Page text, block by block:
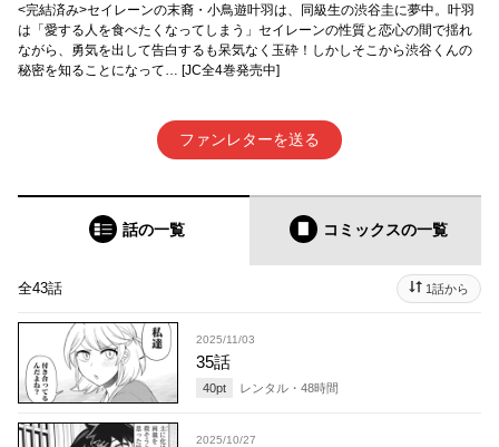
<完結済み>セイレーンの末裔・小鳥遊叶羽は、同級生の渋谷圭に夢中。叶羽
は「愛する人を食べたくなってしまう」セイレーンの性質と恋心の間で揺れ
ながら、勇気を出して告白するも呆気なく玉砕！しかしそこから渋谷くんの
秘密を知ることになって… [JC全4巻発売中]
ファンレターを送る
話の一覧 コミックスの一覧
全43話 1話から
2025/11/03
35話
40pt レンタル・ 48時間
2025/10/27